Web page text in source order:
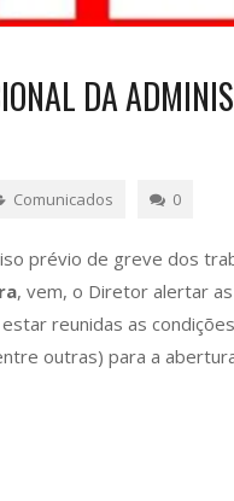
DA
Comunicados 0
prévio de greve dos
, vem, o Diretor alertar
reunidas as
outras) para a